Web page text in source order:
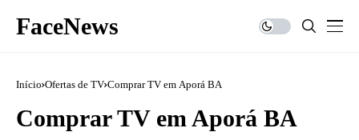
FaceNews
Início Ofertas de TV Comprar TV em Aporá BA
Comprar TV em Aporá BA